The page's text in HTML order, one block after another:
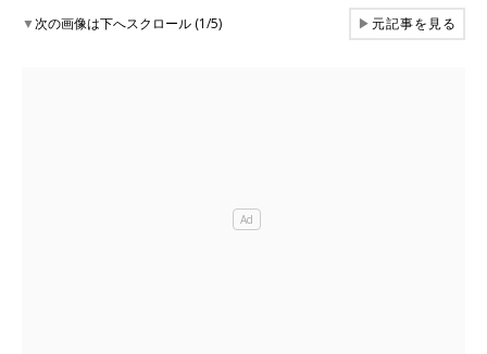
▼次の画像は下へスクロール (1/5) ▶元記事を見る